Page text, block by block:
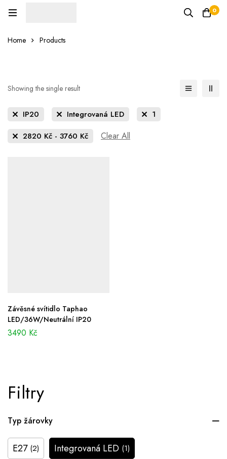
0
Home Products
Filtry
Typ žárovky
E27 (2) Integrovaná LED (1)
Showing the single result
IP20 Integrovaná LED
1
2820 Kč - 3760 Kč Clear All
Závěsné svítidlo Taphao
LED/36W/Neutrální IP20
3490 Kč